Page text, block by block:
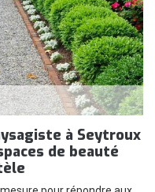
à Seytroux
de beauté